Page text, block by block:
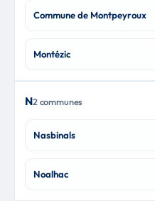
Commune de Montpeyroux
Montézic
N2 communes
Nasbinals
Noalhac